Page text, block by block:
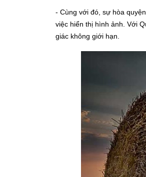
- Cùng với đó, sự hòa
việc hiển thị hình ảnh. Với
giác không giới hạn.